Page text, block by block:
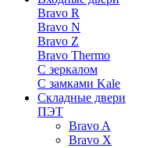
Bravo R
Bravo N
Bravo Z
Bravo Thermo
С зеркалом
С замками Kale
Складные двери
ПЭТ
Bravo A
Bravo X